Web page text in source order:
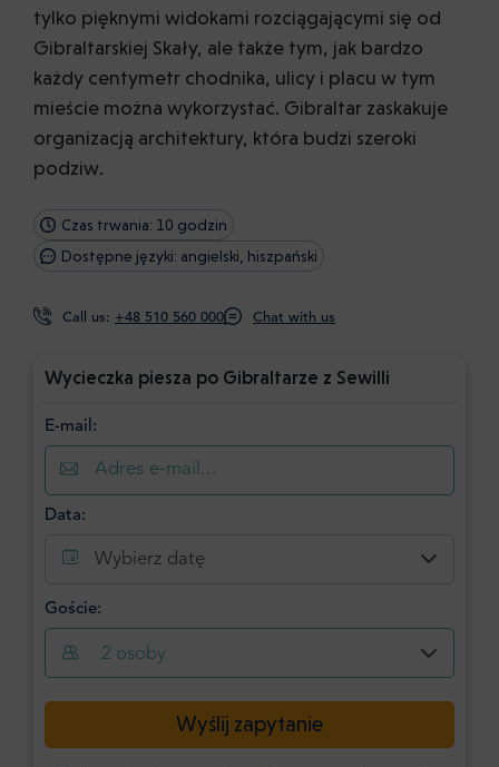
tylko pięknymi widokami rozciągającymi się od
Gibraltarskiej Skały, ale także tym, jak bardzo
każdy centymetr chodnika, ulicy i placu w tym
mieście można wykorzystać. Gibraltar zaskakuje
organizacją architektury, która budzi szeroki
podziw.
Czas trwania: 10 godzin
Dostępne języki: angielski, hiszpański
Call us: +48 510 560 000 Chat with us
Wycieczka piesza po Gibraltarze z Sewilli
E-mail:
Data:
Wybierz datę
Goście:
2 osoby
Wyślij zapytanie